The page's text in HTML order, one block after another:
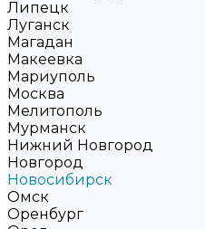
Липецк
Луганск
Магадан
Макеевка
Мариуполь
Москва
Мелитополь
Мурманск
Нижний Новгород
Новгород
Новосибирск
Омск
Оренбург